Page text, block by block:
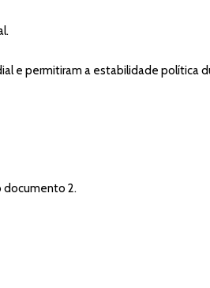
e permitiram a estabilidade política
documento 2.